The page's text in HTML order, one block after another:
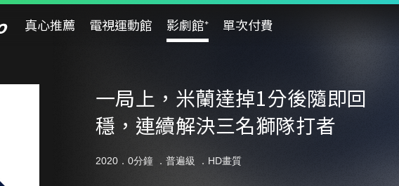
真心推薦 電視運動館 影劇館⁺ 單次付費
一局上，米蘭達掉1分後隨即回
穩，連續解決三名獅隊打者
2020．0分鐘 ． 普遍級 ．HD畫質